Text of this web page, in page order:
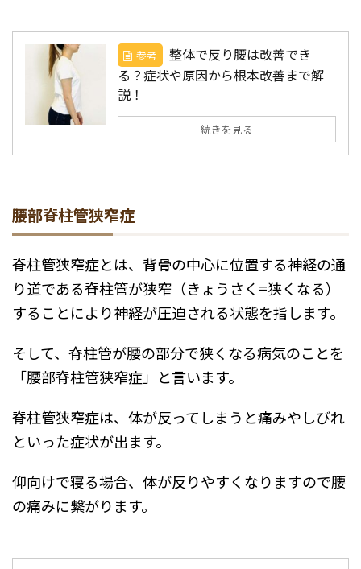
参考
整体で反り腰は改善でき
る？症状や原因から根本改善まで解
説！
続きを見る
腰部脊柱管狭窄症
脊柱管狭窄症とは、背骨の中心に位置する神経の通
り道である脊柱管が狭窄（きょうさく=狭くなる）
することにより神経が圧迫される状態を指します。
そして、脊柱管が腰の部分で狭くなる病気のことを
「腰部脊柱管狭窄症」と言います。
脊柱管狭窄症は、体が反ってしまうと痛みやしびれ
といった症状が出ます。
仰向けで寝る場合、体が反りやすくなりますので腰
の痛みに繋がります。